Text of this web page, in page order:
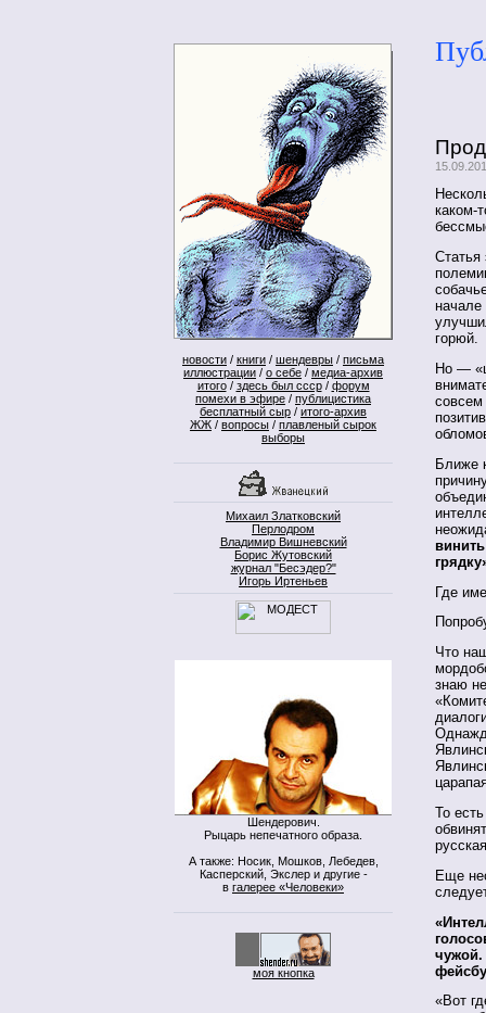
новости / книги / шендевры / письма
иллюстрации / о себе / медиа-архив
итого/ здесь был ссср/ форум
помехи в эфире / публицистика
бесплатный сыр / итого-архив
ЖЖ / вопросы / плавленый сырок
выборы
Михаил Златковский
Перлодром
Владимир Вишневский
Борис Жутовский
журнал "Бесэдер?"
Игорь Иртеньев
Шендерович.
Рыцарь непечатного образа.
А также: Носик, Мошков, Лебедев,
Касперский, Экслер и другие -
в галерее «Человеки»
моя кнопка
каком-
Статья
горюй.
Но —
совсем
Ближе
Где
Что
знаю
То
Еще
чужой.
«Вот